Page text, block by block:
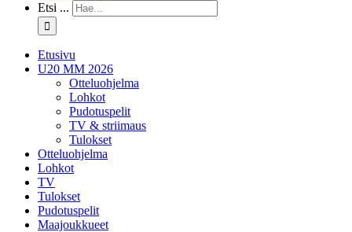
Etsi ...
Etusivu
U20 MM 2026
Otteluohjelma
Lohkot
Pudotuspelit
TV & striimaus
Tulokset
Otteluohjelma
Lohkot
TV
Tulokset
Pudotuspelit
Maajoukkueet